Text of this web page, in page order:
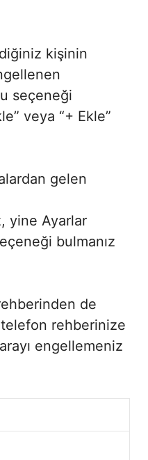
kişinin
seçeneği
veya “+ Ekle”
gelen
yine Ayarlar
bulmanız
de
rehberinize
engellemeniz